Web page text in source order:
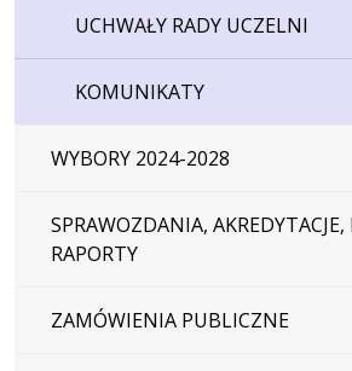
UCHWAŁY RADY UCZELNI
KOMUNIKATY
WYBORY 2024-2028
SPRAWOZDANIA,
RAPORTY
ZAMÓWIENIA PUBLICZNE